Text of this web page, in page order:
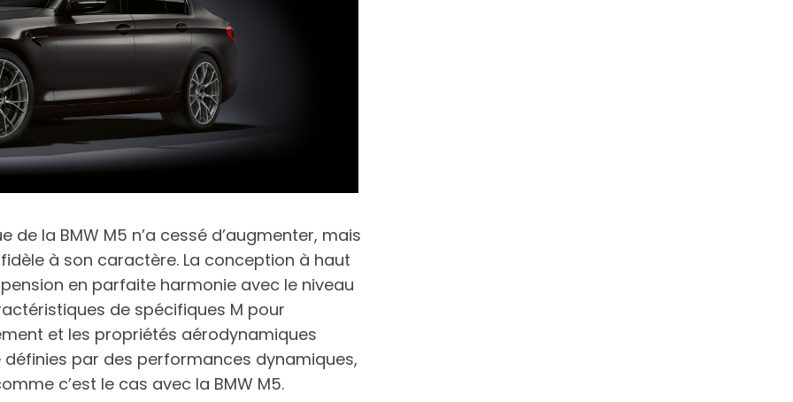
la BMW M5 n’a cessé d’augmenter, mais
à son caractère. La conception à haut
en parfaite harmonie avec le niveau
de spécifiques M pour
et les propriétés aérodynamiques
par des performances dynamiques,
c’est le cas avec la BMW M5.